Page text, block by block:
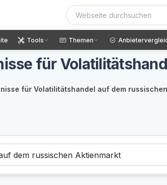
Tools Themen
für
für Volatilitätshandel auf dem